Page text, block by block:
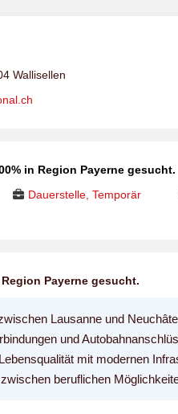
Wallisellen
in Region Payerne gesucht.
Dauerstelle, Temporär
Payerne gesucht.
Lausanne und
und
mit modernen
beruflichen